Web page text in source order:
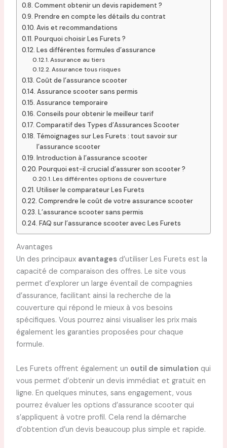
Comment obtenir un devis rapidement ?
Prendre en compte les détails du contrat
Avis et recommandations
Pourquoi choisir Les Furets ?
Les différentes formules d’assurance
Assurance au tiers
Assurance tous risques
Coût de l’assurance scooter
Assurance scooter sans permis
Assurance temporaire
Conseils pour obtenir le meilleur tarif
Comparatif des Types d’Assurances Scooter
Témoignages sur Les Furets : tout savoir sur
l’assurance scooter
Introduction à l’assurance scooter
Pourquoi est-il crucial d’assurer son scooter ?
Les différentes options de couverture
Utiliser le comparateur Les Furets
Comprendre le coût de votre assurance scooter
L’assurance scooter sans permis
FAQ sur l’assurance scooter avec Les Furets
Avantages
Un des principaux avantagesd’utiliser Les Furets est la
capacité de comparaison des offres. Le site vous
permet d’explorer un large éventail de compagnies
d’assurance, facilitant ainsi la recherche de la
couverture qui répond le mieux à vos besoins
spécifiques. Vous pourrez ainsi visualiser les prix mais
également les garanties proposées pour chaque
formule.
Les Furets offrent également un outil de simulation qui
vous permet d’obtenir un devis immédiat et gratuit en
ligne. En quelques minutes, sans engagement, vous
pourrez évaluer les options d’assurance scooter qui
s’appliquent à votre profil. Cela rend la démarche
d’obtention d’un devis beaucoup plus simple et rapide.